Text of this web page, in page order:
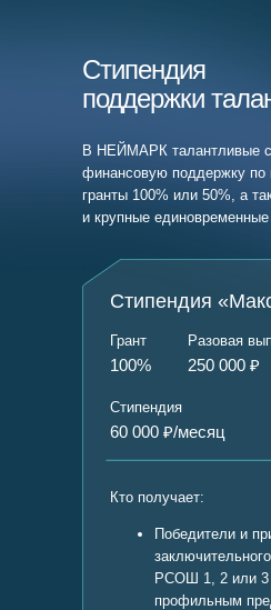
Стипендия
60 000 ₽/месяц
Разовая
250 000 ₽
Грант
100%
Стипендия
Кто получает:
Победители и
РСОШ 1, 2 или 3
профильным
В НЕЙМАРК талантливые
финансовую поддержку по
гранты 100% или 50%, а
и крупные
Стипендия
поддержки